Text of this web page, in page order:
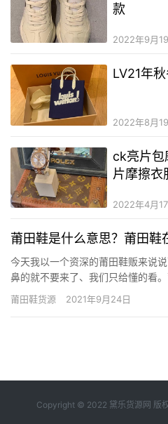
款
2022年9月
LV21年
2022年8月
ck亮片包
片摩擦衣
2022年4月
莆田鞋是什么意思？莆田鞋
今天我以一个资深的莆田鞋贩来说
鼻的就不要来了、我们只给懂的看
数，很多人也都了解，不然也不会
莆田鞋，我想每个人心中都有自己
莆田鞋货源 2021年9月24日
Copyright © 2022 黛乐货源网 版